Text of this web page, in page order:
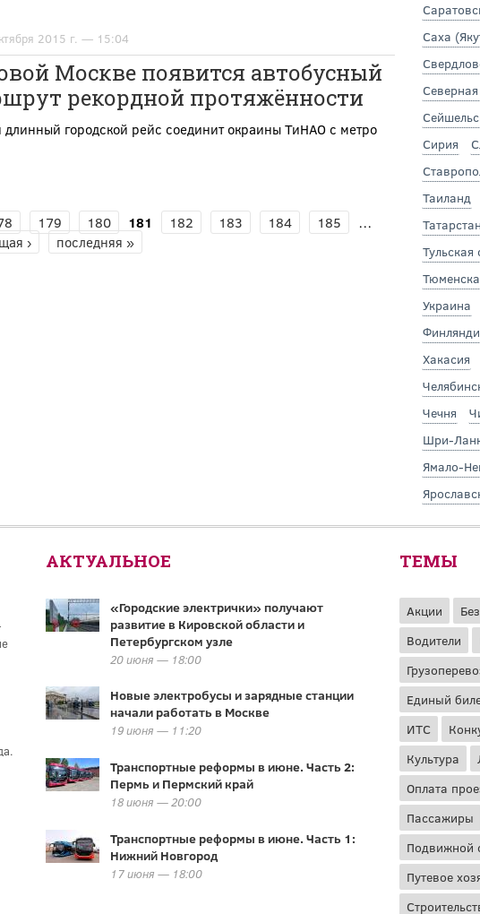
2015 г. — 15:04
Москве появится автобусный
рекордной протяжённости
городской рейс соединит окраины ТиНАО с метро
179 180 181 182 183 184 185
…
›
последняя »
Саха
Сирия
Таиланд
Татарстан
Тульская
Украина
Хакасия
Чечня
Шри-
Ямало-
АКТУАЛЬНОЕ
«Городские электрички» получают
развитие в Кировской области и
Петербургском узле
20 июня — 18:00
Новые электробусы и зарядные станции
начали работать в Москве
19 июня — 11:20
Транспортные реформы в июне. Часть 2:
Пермь и Пермский край
18 июня — 20:00
Транспортные реформы в июне. Часть 1:
Нижний Новгород
17 июня — 18:00
ТЕМЫ
Акции
Водители
Единый
ИТС
Культура
Оплата
Пассажиры
Подвижной
Путевое